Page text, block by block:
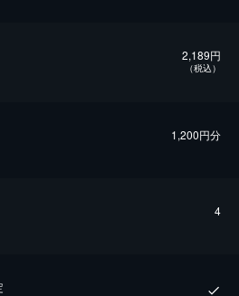
2,189円
（税込）
1,200円分
4